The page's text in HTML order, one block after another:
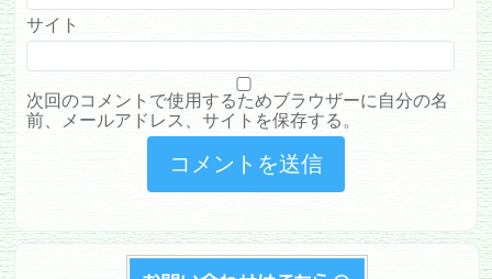
サイト
次回のコメントで使用するためブラウザーに自分の名
前、メールアドレス、サイトを保存する。